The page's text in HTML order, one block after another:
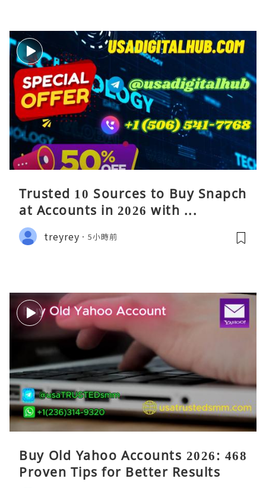
Trusted 10 Sources to Buy Snapch
at Accounts in 2026 with ...
treyrey 5小時前
Buy Old Yahoo Accounts 2026: 468
Proven Tips for Better Results